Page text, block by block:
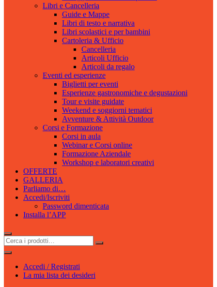
Libri e Cancelleria
Guide e Mappe
Libri di testo e narrativa
Libri scolastici e per bambini
Cartoleria & Ufficio
Cancelleria
Articoli Ufficio
Articoli da regalo
Eventi ed esperienze
Biglietti per eventi
Esperienze gastronomiche e degustazioni
Tour e visite guidate
Weekend e soggiorni tematici
Avventure & Attività Outdoor
Corsi e Formazione
Corsi in aula
Webinar e Corsi online
Formazione Aziendale
Workshop e laboratori creativi
OFFERTE
GALLERIA
Parliamo di…
Accedi/Iscriviti
Password dimenticata
Installa l’APP
Accedi / Registrati
La mia lista dei desideri